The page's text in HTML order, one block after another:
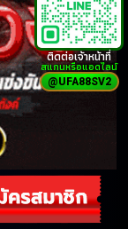
ติดต่อเจ้าหน้าที่
สแกนหรือแอดไลน์
@UFA88SV2